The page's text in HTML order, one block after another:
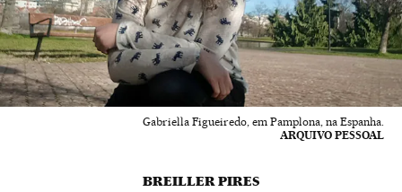
Gabriella Figueiredo, em Pamplona, na Espanha.
ARQUIVO PESSOAL
BREILLER PIRES